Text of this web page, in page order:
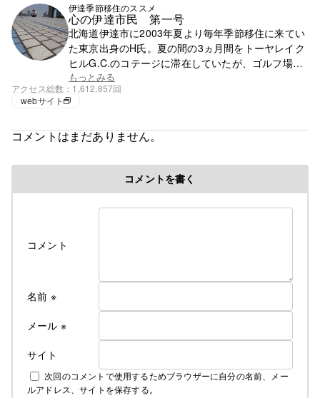
伊達季節移住のススメ
心の伊達市民 第一号
北海道伊達市に2003年夏より毎年季節移住に来てい
た東京出身のH氏。夏の間の3ヵ月間をトーヤレイク
ヒルG.C.のコテージに滞在していたが、ゴルフ場の
閉鎖で滞在先を失う。それ以降は行く先が無く、都
心で徘徊の毎日。
もっとみる
アクセス総数
1,612,857回
webサイト
コメントはまだありません。
コメントを書く
コメント
名前 ※
メール ※
サイト
次回のコメントで使用するためブラウザーに自分の名前、メー
ルアドレス、サイトを保存する。